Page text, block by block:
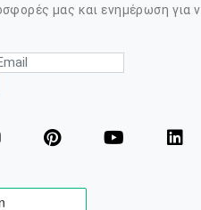
μας και ενημέρωση για